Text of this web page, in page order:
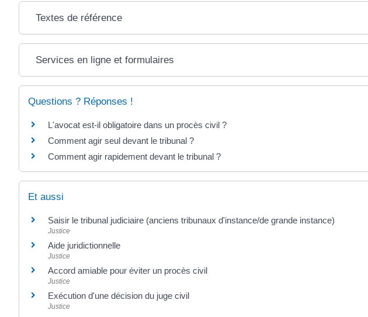
Textes de référence
Services en ligne et formulaires
Questions ? Réponses !
L'avocat est-il obligatoire dans un procès civil ?
Comment agir seul devant le tribunal ?
Comment agir rapidement devant le tribunal ?
Et aussi
Saisir le tribunal judiciaire (anciens tribunaux d'instance/de grande instance)
Justice
Aide juridictionnelle
Justice
Accord amiable pour éviter un procès civil
Justice
Exécution d'une décision du juge civil
Justice